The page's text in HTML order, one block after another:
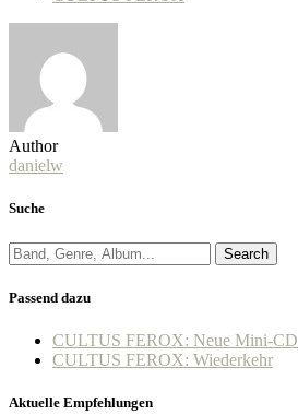
Author
danielw
Suche
Search
Passend dazu
CULTUS FEROX: Neue Mini-CD
CULTUS FEROX: Wiederkehr
Aktuelle Empfehlungen